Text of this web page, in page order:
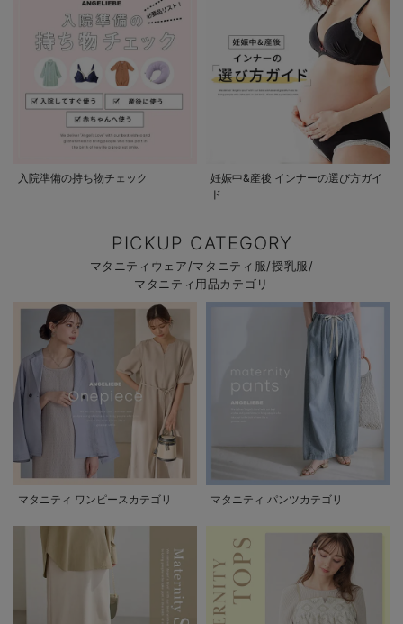
入院準備の持ち物チェック
妊娠中&産後 インナーの選び方ガイ
ド
PICKUP CATEGORY
マタニティウェア/マタニティ服/授乳服/
マタニティ用品カテゴリ
マタニティ ワンピースカテゴリ マタニティ パンツカテゴリ